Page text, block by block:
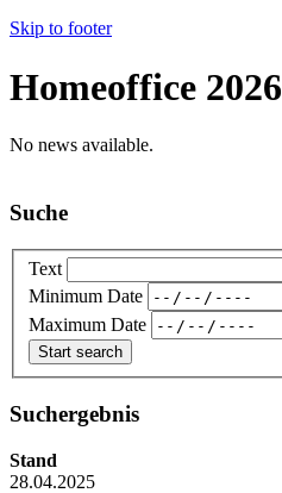
Skip to footer
Homeoffice 2026
No news available.
Suche
Text
Minimum Date
Maximum Date
Suchergebnis
Stand
28.04.2025